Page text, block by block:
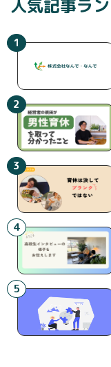
人気記事ラ
1
2
3
4
5